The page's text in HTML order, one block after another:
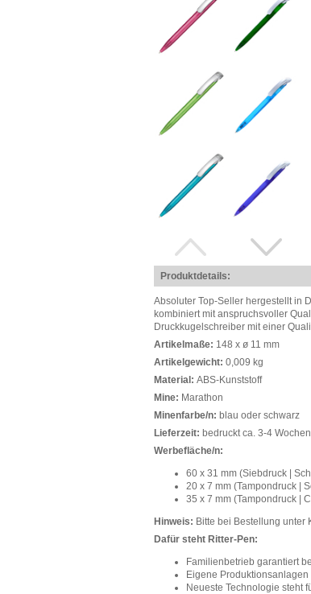
Produktdetails:
Absoluter Top-Seller hergestellt in
kombiniert mit anspruchsvoller
Druckkugelschreiber mit einer
Artikelmaße: 148 x ø 11 mm
Artikelgewicht: 0,009 kg
Material: ABS-Kunststoff
Mine: Marathon
Minenfarbe/n: blau oder schwarz
Lieferzeit: bedruckt ca. 3-4
Werbefläche/n:
60 x 31 mm (Siebdruck |
20 x 7 mm (Tampondruck |
35 x 7 mm (Tampondruck |
Hinweis: Bitte bei Bestellung
Dafür steht Ritter-Pen:
Familienbetrieb garantiert
Eigene
Neueste Technologie steht